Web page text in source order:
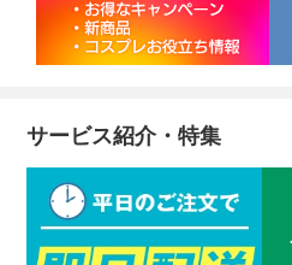
サービス紹介・特集